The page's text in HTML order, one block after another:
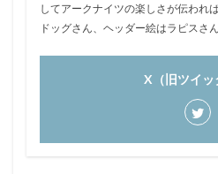
してアークナイツの楽しさが伝われ
ドッグさん、ヘッダー絵はラピスさ
X（旧ツイッ